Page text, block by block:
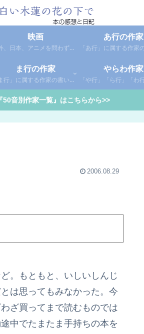
映画
海外、日本、アニメを問わず映画の感想（レビュー）を綴っています。
あ行の作家
ま行の作家
「ま行」に属する作家の書いた本の感想です。さらに「ま」「み」「む」「め」「も」に分類していあります。お好きな作家の作品を探してみてください。
やらわ作家
50音別作家一覧』はこちらから>>
2006.08.29
。もともと、いしいしんじ
は思ってもみなかった。今
ざ買ってまで読むものでは
中でたまたま手持ちの本を